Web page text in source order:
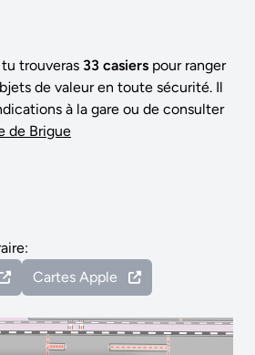
tu trouveras 33 casiers pour ranger
de valeur en toute sécurité. Il
à la gare ou de consulter
de Brigue
Cartes Apple